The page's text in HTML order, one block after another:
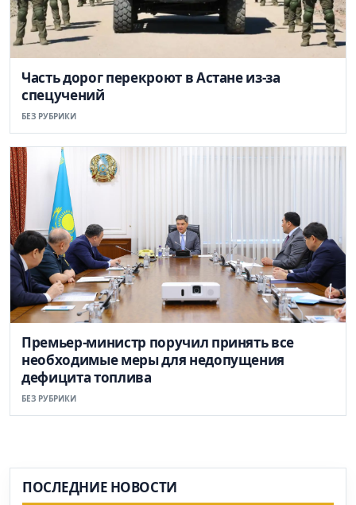
Часть дорог перекроют в Астане из-за
спецучений
БЕЗ РУБРИКИ
Премьер-министр поручил принять все
необходимые меры для недопущения
дефицита топлива
БЕЗ РУБРИКИ
ПОСЛЕДНИЕ НОВОСТИ